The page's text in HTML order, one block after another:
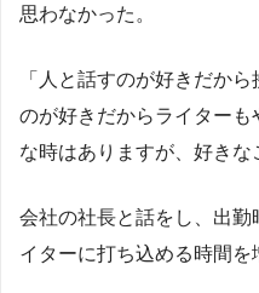
思わなかった。
「人と話すのが好きだか
のが好きだからライター
な時はありますが、好きな
会社の社長と話をし、出
イターに打ち込める時間を